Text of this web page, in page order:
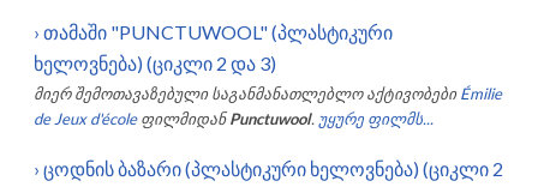
› თამაში "PUNCTUWOOL" (პლასტიკური
ხელოვნება) (ციკლი 2 და 3)
მიერ შემოთავაზებული საგანმანათლებლო აქტივობები Émilie
de Jeux d'école ფილმიდან Punctuwool. უყურე ფილმს...
› ცოდნის ბაზარი (პლასტიკური ხელოვნება) (ციკლი 2